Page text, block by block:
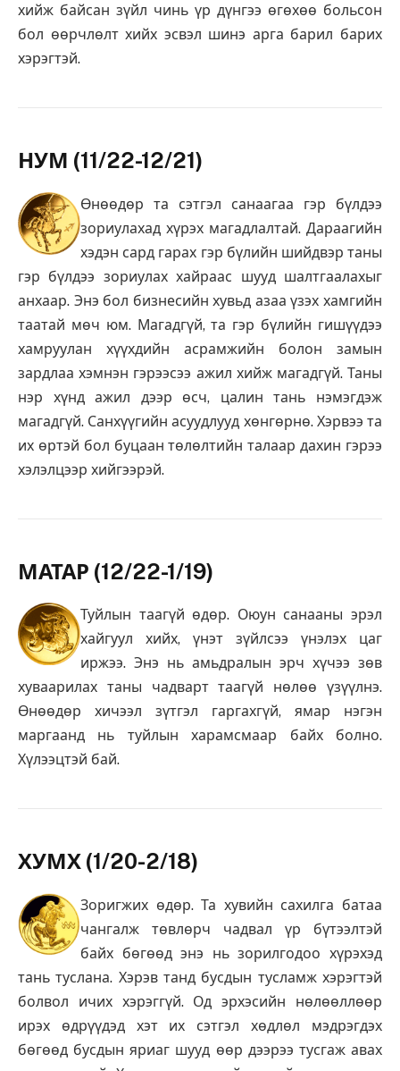
хийж байсан зүйл чинь үр дүнгээ өгөхөө больсон
бол өөрчлөлт хийх эсвэл шинэ арга барил барих
хэрэгтэй.
НУМ (11/22-12/21)
Өнөөдөр та сэтгэл санаагаа гэр бүлдээ
зориулахад хүрэх магадлалтай. Дараагийн
хэдэн сард гарах гэр бүлийн шийдвэр таны
гэр бүлдээ зориулах хайраас шууд шалтгаалахыг
анхаар. Энэ бол бизнесийн хувьд азаа үзэх хамгийн
таатай мөч юм. Магадгүй, та гэр бүлийн гишүүдээ
хамруулан хүүхдийн асрамжийн болон замын
зардлаа хэмнэн гэрээсээ ажил хийж магадгүй. Таны
нэр хүнд ажил дээр өсч, цалин тань нэмэгдэж
магадгүй. Санхүүгийн асуудлууд хөнгөрнө. Хэрвээ та
их өртэй бол буцаан төлөлтийн талаар дахин гэрээ
хэлэлцээр хийгээрэй.
МАТАР (12/22-1/19)
Туйлын таагүй өдөр. Оюун санааны эрэл
хайгуул хийх, үнэт зүйлсээ үнэлэх цаг
иржээ. Энэ нь амьдралын эрч хүчээ зөв
хуваарилах таны чадварт таагүй нөлөө үзүүлнэ.
Өнөөдөр хичээл зүтгэл гаргахгүй, ямар нэгэн
маргаанд нь туйлын харамсмаар байх болно.
Хүлээцтэй бай.
ХУМХ (1/20-2/18)
Зоригжих өдөр. Та хувийн сахилга батаа
чангалж төвлөрч чадвал үр бүтээлтэй
байх бөгөөд энэ нь зорилгодоо хүрэхэд
тань туслана. Хэрэв танд бусдын тусламж хэрэгтэй
болвол ичих хэрэггүй. Од эрхэсийн нөлөөллөөр
ирэх өдрүүдэд хэт их сэтгэл хөдлөл мэдрэгдэх
бөгөөд бусдын яриаг шууд өөр дээрээ тусгаж авах